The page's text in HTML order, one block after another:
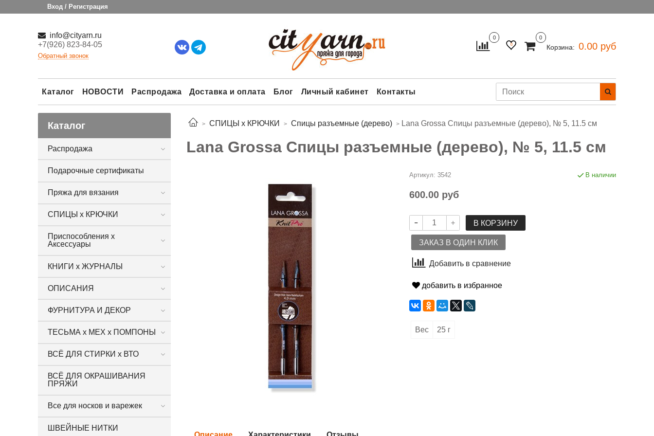
Вход / Регистрация
info@cityarn.ru
+7(926) 823-84-05
Обратный звонок
0
0
0
Корзина: 0.00 руб
Каталог НОВОСТИ Распродажа Доставка и оплата Блог Личный кабинет Контакты
СПИЦЫ х КРЮЧКИ Спицы разъемные (дерево) Lana Grossa Спицы разъемные (дерево), № 5, 11.5 см
Lana Grossa Спицы разъемные (дерево), № 5, 11.5 см
Артикул: 3542 В наличии
600.00 руб
В КОРЗИНУ
ЗАКАЗ В ОДИН КЛИК
Добавить в сравнение
добавить в избранное
Вес 25 г
Каталог
Распродажа
Подарочные сертификаты
Пряжа для вязания
СПИЦЫ х КРЮЧКИ
Приспособления х
Аксессуары
КНИГИ х ЖУРНАЛЫ
ОПИСАНИЯ
ФУРНИТУРА И ДЕКОР
ТЕСЬМА х МЕХ х ПОМПОНЫ
ВСЁ ДЛЯ СТИРКИ х ВТО
ВСЁ ДЛЯ ОКРАШИВАНИЯ
ПРЯЖИ
Все для носков и варежек
ШВЕЙНЫЕ НИТКИ